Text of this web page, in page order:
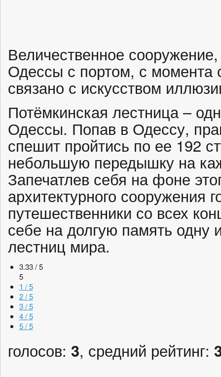
Величественное
Одессы с портом, с момента
связано с искусством
Потёмкинская лестница –
Одессы. Попав в Одессу,
спешит пройтись по ее 192
небольшую передышку на
Запечатлев себя на фоне
архитектурного сооружения
путешественники со всех
себе на долгую память одну
лестниц мира.
3.33 / 5
5
1 / 5
2 / 5
3 / 5
4 / 5
5 / 5
голосов: 3, средний рейтинг: